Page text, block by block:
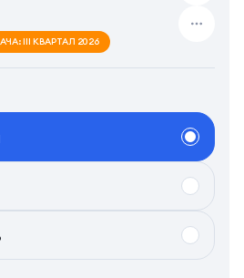
III КВАРТАЛ 2026